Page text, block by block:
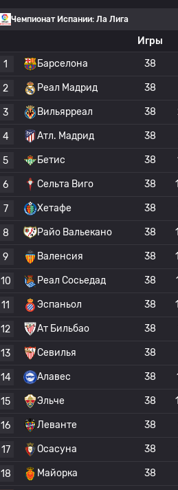
Чемпионат Испании: Ла Лига
Игры
1
Барселона 38
2 Реал Мадрид 38
3 Вильярреал 38
4 Атл. Мадрид 38
5 Бетис 38
6 Сельта Виго 38
7 Хетафе 38
8 Райо Вальекано 38
9 Валенсия 38
10 Реал Сосьедад 38
11 Эспаньол 38
12 Ат Бильбао 38
13 Севилья 38
14 Алавес 38
15 Эльче 38
16 Леванте 38
17 Осасуна 38
18 Майорка 38